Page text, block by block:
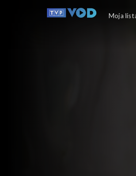
Do dzieła
Moja